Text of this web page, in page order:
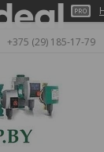
+375 (29) 185-17-79